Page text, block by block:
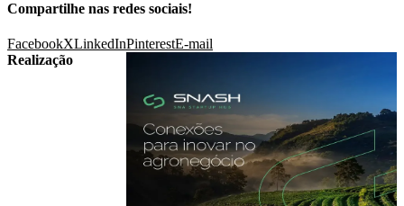
Compartilhe nas redes sociais!
FacebookXLinkedInPinterestE-mail
Realização